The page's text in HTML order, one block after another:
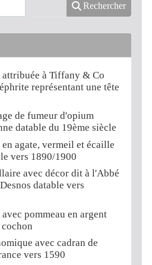
Rechercher
à Tiffany & Co
représentant une tête
de fumeur d'opium
datable du 19ème siècle
agate, vermeil et écaille
vers 1890/1900
avec décor dit à l'Abbé
datable vers
pommeau en argent
avec cadran de
vers 1590